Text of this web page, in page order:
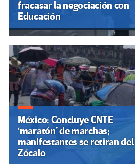
fracasar la negociación con
Educación
México: Concluye CNTE
‘maratón’ de marchas;
manifestantes se retiran del
Zócalo